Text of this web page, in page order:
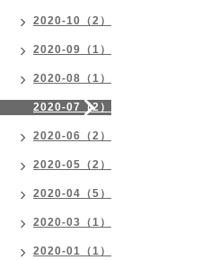
2020-10（2）
2020-09（1）
2020-08（1）
2020-07（2）
2020-06（2）
2020-05（2）
2020-04（5）
2020-03（1）
2020-01（1）